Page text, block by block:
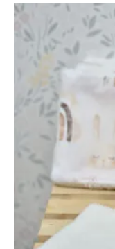
Plage
de
prix :
15,00€
30,00€